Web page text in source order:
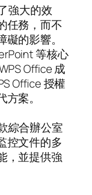
強大的效
任務，而不
的影響。
等核心
Office 成
Office 授權
案。
綜合辦公室
控文件的多
，並提供強